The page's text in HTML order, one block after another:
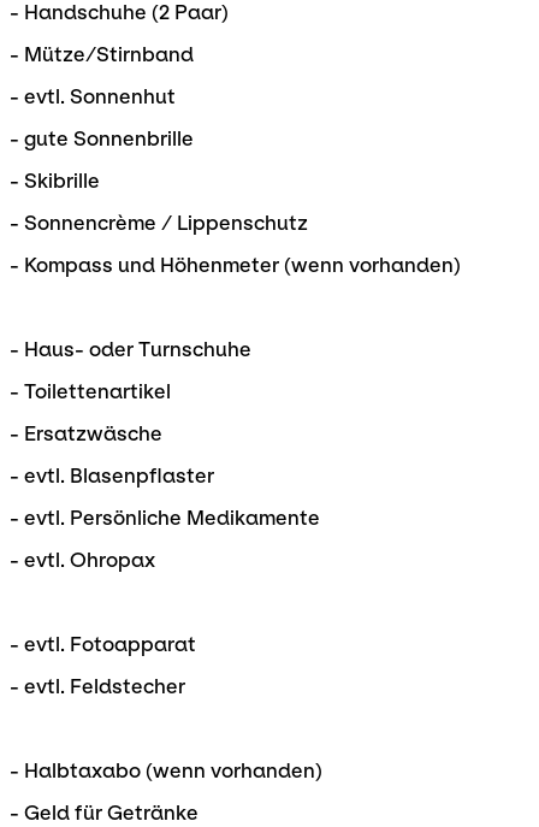
- Handschuhe (2 Paar)
- Mütze/Stirnband
- evtl. Sonnenhut
- gute Sonnenbrille
- Skibrille
- Sonnencrème / Lippenschutz
- Kompass und Höhenmeter (wenn vorhanden)
- Haus- oder Turnschuhe
- Toilettenartikel
- Ersatzwäsche
- evtl. Blasenpflaster
- evtl. Persönliche Medikamente
- evtl. Ohropax
- evtl. Fotoapparat
- evtl. Feldstecher
- Halbtaxabo (wenn vorhanden)
- Geld für Getränke